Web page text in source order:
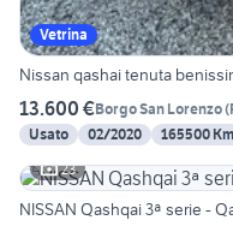
Vetrina
Nissan qashai tenuta
13.600 €Borgo San Lorenzo(
Usato
02/2020 165500 Km
23
NISSAN Qashqai 3ª serie -